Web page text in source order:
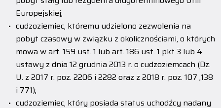
Europejskiej;
cudzoziemiec, któremu udzielono zezwolenia na
pobyt czasowy w związku z okolicznościami, o których
mowa w art. 159 ust. 1 lub art. 186 ust. 1 pkt 3 lub 4
ustawy z dnia 12 grudnia 2013 r. o cudzoziemcach (Dz.
U. z 2017 r. poz. 2206 i 2282 oraz z 2018 r. poz. 107 ,138
i 771);
cudzoziemiec, który posiada status uchodźcy nadany